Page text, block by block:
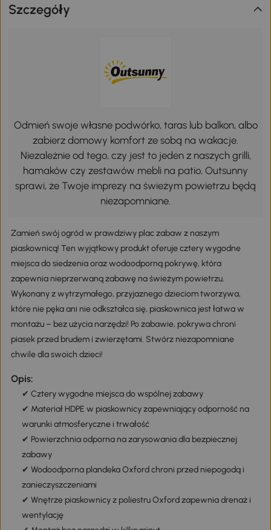
Szczegóły
Odmień swoje własne podwórko, taras lub balkon, albo
zabierz domowy komfort ze sobą na wakacje.
Niezależnie od tego, czy jest to jeden z naszych grilli,
hamaków czy zestawów mebli na patio, Outsunny
sprawi, że Twoje imprezy na świeżym powietrzu będą
niezapomniane.
Zamień swój ogród w prawdziwy plac zabaw z naszym
piaskownicą! Ten wyjątkowy produkt oferuje cztery wygodne
miejsca do siedzenia oraz wodoodporną pokrywę, która
zapewnia nieprzerwaną zabawę na świeżym powietrzu.
Wykonany z wytrzymałego, przyjaznego dzieciom tworzywa,
które nie pęka ani nie odkształca się, piaskownica jest łatwa w
montażu – bez użycia narzędzi! Po zabawie, pokrywa chroni
piasek przed brudem i zwierzętami. Stwórz niezapomniane
chwile dla swoich dzieci!
Opis:
✔ Cztery wygodne miejsca do wspólnej zabawy
✔ Materiał HDPE w piaskownicy zapewniający odporność na
warunki atmosferyczne i trwałość
✔ Powierzchnia odporna na zarysowania dla bezpiecznej
zabawy
✔ Wodoodporna plandeka Oxford chroni przed niepogodą i
zanieczyszczeniami
✔ Wnętrze piaskownicy z poliestru Oxford zapewnia drenaż i
wentylację